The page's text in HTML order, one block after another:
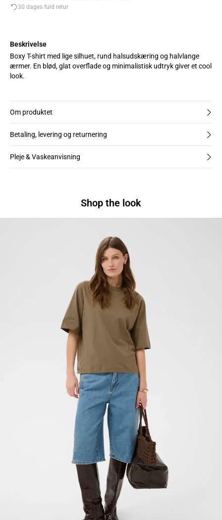
30 dages fuld retur
Beskrivelse
Boxy T-shirt med lige silhuet, rund halsudskæring og halvlange
ærmer. En blød, glat overflade og minimalistisk udtryk giver et cool
look.
Om produktet
Betaling, levering og returnering
Pleje & Vaskeanvisning
Shop the look